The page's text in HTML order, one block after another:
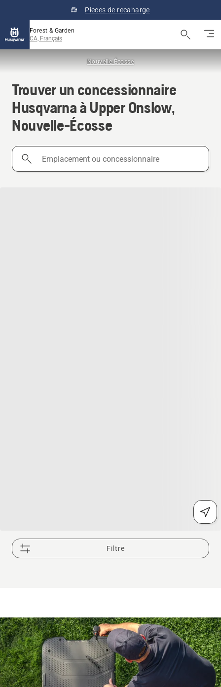
Pieces de recaharge
Forest & Garden
CA, Français
Nouvelle-Écosse
Trouver un concessionnaire
Husqvarna à Upper Onslow,
Nouvelle-Écosse
Emplacement
Filtre